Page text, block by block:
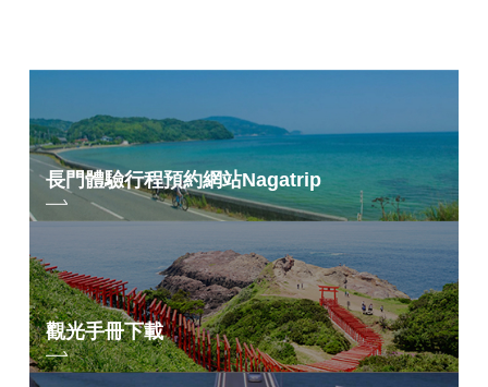
長門體驗行程預約網站Nagatrip
觀光手冊下載